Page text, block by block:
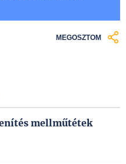
MEGOSZTOM
mellműtétek